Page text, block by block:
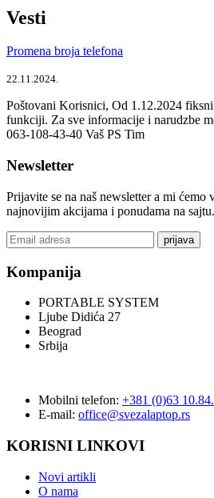
Vesti
Promena broja telefona
22.11.2024.
Poštovani Korisnici, Od 1.12.2024
funkciji. Za sve informacije i narudzbe
063-108-43-40 Vaš PS Tim
Newsletter
Prijavite se na naš newsletter a mi ćemo
najnovijim akcijama i ponudama na sajtu.
prijava
Kompanija
PORTABLE SYSTEM
Ljube Didića 27
Beograd
Srbija
Mobilni telefon: +381 (0)63
E-mail: office@svezalaptop.rs
KORISNI LINKOVI
Novi artikli
O nama